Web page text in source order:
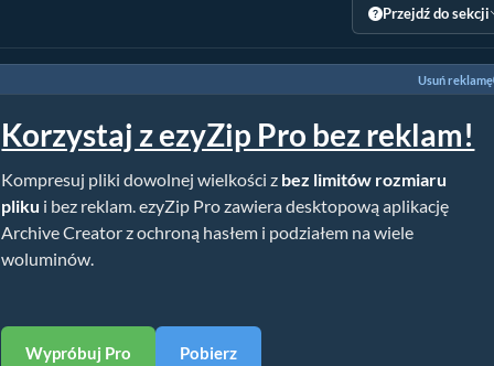
Przejdź do sekcji
Usuń reklamę
Korzystaj z ezyZip Pro bez reklam!
Kompresuj pliki dowolnej wielkości z bez limitów rozmiaru
pliku i bez reklam. ezyZip Pro zawiera desktopową aplikację
Archive Creator z ochroną hasłem i podziałem na wiele
woluminów.
Wypróbuj Pro Pobierz